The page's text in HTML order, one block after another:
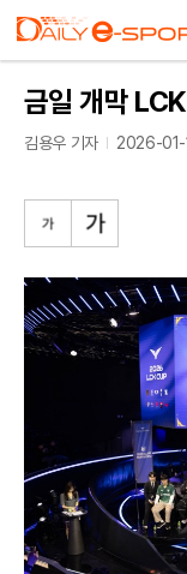
금일 개막
김용우 기자 2026-